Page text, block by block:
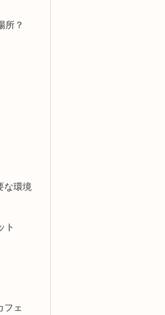
所？
な環境
ト
フェ